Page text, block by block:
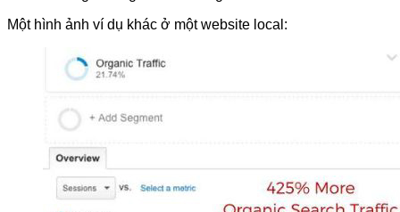
Một hình ảnh ví dụ khác ở một website local: